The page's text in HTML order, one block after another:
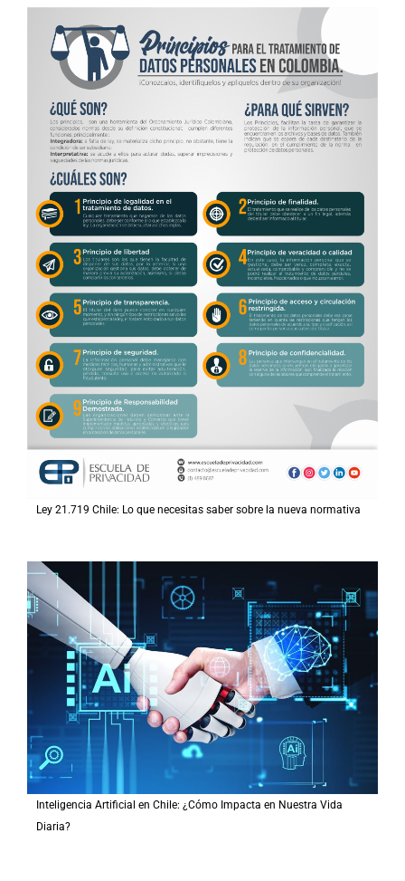
Ley 21.719 Chile: Lo que necesitas saber sobre la nueva normativa
Inteligencia Artificial en Chile: ¿Cómo Impacta en Nuestra Vida
Diaria?